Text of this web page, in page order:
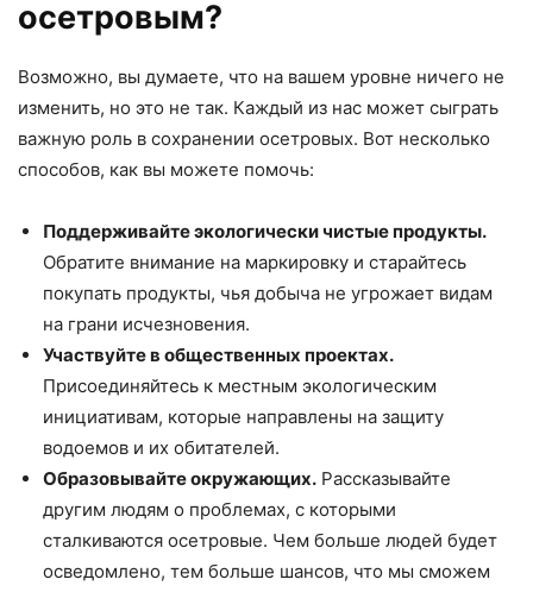
осетровым?
Возможно, вы думаете, что на вашем уровне ничего не
изменить, но это не так. Каждый из нас может сыграть
важную роль в сохранении осетровых. Вот несколько
способов, как вы можете помочь:
Поддерживайте экологически чистые продукты.
Обратите внимание на маркировку и старайтесь
покупать продукты, чья добыча не угрожает видам
на грани исчезновения.
Участвуйте в общественных проектах.
Присоединяйтесь к местным экологическим
инициативам, которые направлены на защиту
водоемов и их обитателей.
Образовывайте окружающих. Рассказывайте
другим людям о проблемах, с которыми
сталкиваются осетровые. Чем больше людей будет
осведомлено, тем больше шансов, что мы сможем